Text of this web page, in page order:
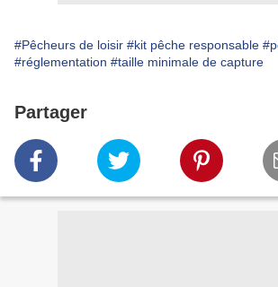
#Pêcheurs de loisir #kit pêche responsable
#réglementation #taille minimale de capture
Partager